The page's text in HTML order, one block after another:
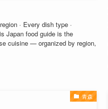
· Every dish type ·
Japan food guide is the
cuisine — organized by region,
青森